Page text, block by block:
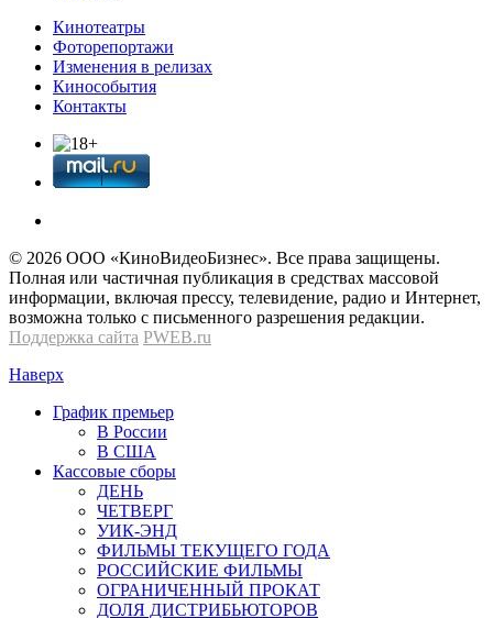
Кинотеатры
Фоторепортажи
Изменения в релизах
Кинособытия
Контакты
© 2026 OOО «КиноВидеоБизнес». Все права защищены.
Полная или частичная публикация в средствах массовой
информации, включая прессу, телевидение, радио и Интернет,
возможна только с письменного разрешения редакции.
Поддержка сайта PWEB.ru
Наверх
График премьер
В России
В США
Кассовые сборы
ДЕНЬ
ЧЕТВЕРГ
УИК-ЭНД
ФИЛЬМЫ ТЕКУЩЕГО ГОДА
РОССИЙСКИЕ ФИЛЬМЫ
ОГРАНИЧЕННЫЙ ПРОКАТ
ДОЛЯ ДИСТРИБЬЮТОРОВ